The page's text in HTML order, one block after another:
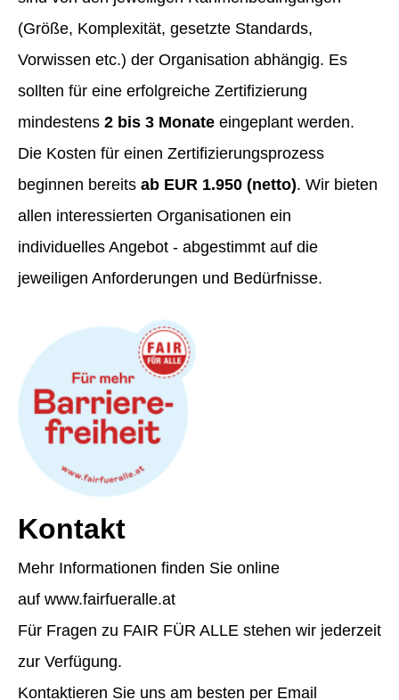
(Größe, Komplexität, gesetzte Standards,
Vorwissen etc.) der Organisation abhängig. Es
sollten für eine erfolgreiche Zertifizierung
mindestens 2 bis 3 Monate eingeplant werden.
Die Kosten für einen Zertifizierungsprozess
beginnen bereits ab EUR 1.950 (netto). Wir bieten
allen interessierten Organisationen ein
individuelles Angebot - abgestimmt auf die
jeweiligen Anforderungen und Bedürfnisse.
Kontakt
Mehr Informationen finden Sie online
auf www.fairfueralle.at
Für Fragen zu FAIR FÜR ALLE stehen wir jederzeit
zur Verfügung.
Kontaktieren Sie uns am besten per Email